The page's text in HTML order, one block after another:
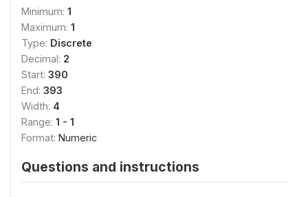
Minimum: 1
Maximum: 1
Type: Discrete
Decimal: 2
Start: 390
End: 393
Width: 4
Range: 1 - 1
Format: Numeric
Questions and instructions